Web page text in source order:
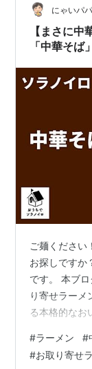
にもぎりのお
め」だけを
にゃいパ
【まさに
「中華そば
ご麺ください
お探しですか
です。 本ブ
り寄せラーメ
る本格的なお
通販サイト『
いただきます
#ラーメン #
#お取り寄せ